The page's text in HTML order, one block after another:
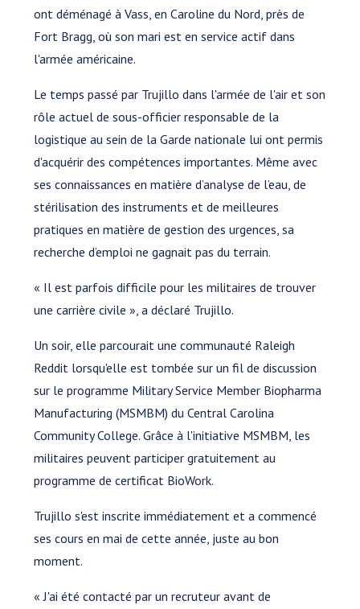
ont déménagé à Vass, en Caroline du Nord, près de
Fort Bragg, où son mari est en service actif dans
l'armée américaine.
Le temps passé par Trujillo dans l'armée de l'air et son
rôle actuel de sous-officier responsable de la
logistique au sein de la Garde nationale lui ont permis
d'acquérir des compétences importantes. Même avec
ses connaissances en matière d’analyse de l’eau, de
stérilisation des instruments et de meilleures
pratiques en matière de gestion des urgences, sa
recherche d’emploi ne gagnait pas du terrain.
« Il est parfois difficile pour les militaires de trouver
une carrière civile », a déclaré Trujillo.
Un soir, elle parcourait une communauté Raleigh
Reddit lorsqu'elle est tombée sur un fil de discussion
sur le programme Military Service Member Biopharma
Manufacturing (MSMBM) du Central Carolina
Community College. Grâce à l'initiative MSMBM, les
militaires peuvent participer gratuitement au
programme de certificat BioWork.
Trujillo s'est inscrite immédiatement et a commencé
ses cours en mai de cette année, juste au bon
moment.
« J'ai été contacté par un recruteur avant de